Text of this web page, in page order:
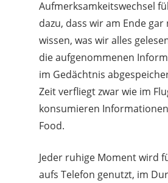
Aufmerksamkeitswechsel
dazu, dass wir am Ende
wissen, was wir alles
die aufgenommenen
im Gedächtnis
Zeit verfliegt zwar wie im
konsumieren
Food.
Jeder ruhige Moment wird
aufs Telefon genutzt, im